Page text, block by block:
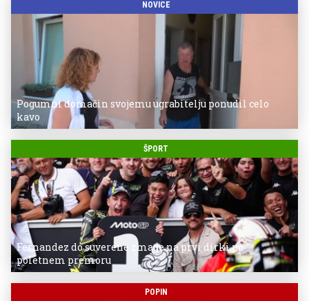
NOVICE
Pogumni domačin svojemu ugrabitelju ponudil celo
kavo
ŠPORT
Fernandez do suverene zmage na prvi dirki po
poletnem premoru
POPIN